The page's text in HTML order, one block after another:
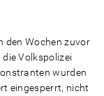
den Wochen zuvor
Volkspolizei
wurden
eingesperrt, nicht